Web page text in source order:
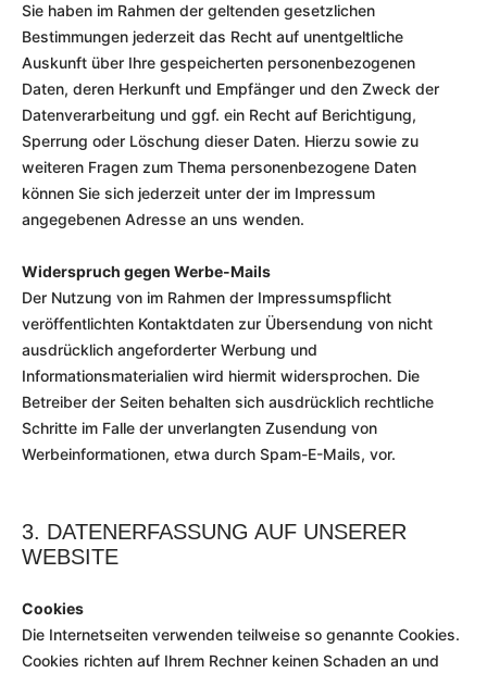
Sie haben im Rahmen der geltenden gesetzlichen
Bestimmungen jederzeit das Recht auf unentgeltliche
Auskunft über Ihre gespeicherten personenbezogenen
Daten, deren Herkunft und Empfänger und den Zweck der
Datenverarbeitung und ggf. ein Recht auf Berichtigung,
Sperrung oder Löschung dieser Daten. Hierzu sowie zu
weiteren Fragen zum Thema personenbezogene Daten
können Sie sich jederzeit unter der im Impressum
angegebenen Adresse an uns wenden.
Widerspruch gegen Werbe-Mails
Der Nutzung von im Rahmen der Impressumspflicht
veröffentlichten Kontaktdaten zur Übersendung von nicht
ausdrücklich angeforderter Werbung und
Informationsmaterialien wird hiermit widersprochen. Die
Betreiber der Seiten behalten sich ausdrücklich rechtliche
Schritte im Falle der unverlangten Zusendung von
Werbeinformationen, etwa durch Spam-E-Mails, vor.
3. DATENERFASSUNG AUF UNSERER
WEBSITE
Cookies
Die Internetseiten verwenden teilweise so genannte Cookies.
Cookies richten auf Ihrem Rechner keinen Schaden an und